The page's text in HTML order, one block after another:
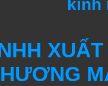
kinh